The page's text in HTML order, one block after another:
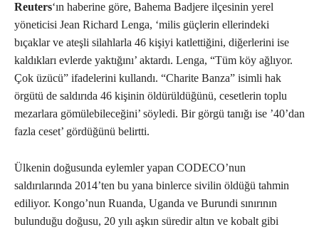
Reuters‘ın haberine göre, Bahema Badjere ilçesinin yerel
yöneticisi Jean Richard Lenga, ‘milis güçlerin ellerindeki
bıçaklar ve ateşli silahlarla 46 kişiyi katlettiğini, diğerlerini ise
kaldıkları evlerde yaktığını’ aktardı. Lenga, “Tüm köy ağlıyor.
Çok üzücü” ifadelerini kullandı. “Charite Banza” isimli hak
örgütü de saldırıda 46 kişinin öldürüldüğünü, cesetlerin toplu
mezarlara gömülebileceğini’ söyledi. Bir görgü tanığı ise ’40’dan
fazla ceset’ gördüğünü belirtti.
Ülkenin doğusunda eylemler yapan CODECO’nun
saldırılarında 2014’ten bu yana binlerce sivilin öldüğü tahmin
ediliyor. Kongo’nun Ruanda, Uganda ve Burundi sınırının
bulunduğu doğusu, 20 yılı aşkın süredir altın ve kobalt gibi